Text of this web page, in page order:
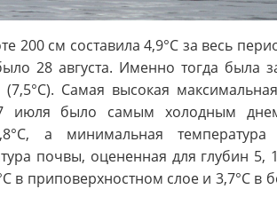
200 см составила 4,9°C за весь
28 августа. Именно тогда была
Самая высокая
июля было самым холодным
а минимальная
почвы, оцененная для глубин 5,
в приповерхностном слое и 3,7°C в